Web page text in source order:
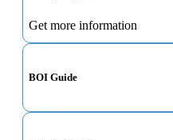
Get more information
BOI Guide